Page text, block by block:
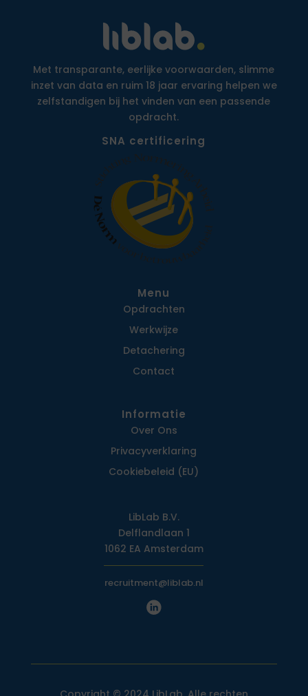
Met transparante, eerlijke voorwaarden, slimme
inzet van data en ruim 18 jaar ervaring helpen we
zelfstandigen bij het vinden van een passende
opdracht.
SNA certificering
Menu
Opdrachten
Werkwijze
Detachering
Contact
Informatie
Over Ons
Privacy­verklaring
Cookiebeleid (EU)
LibLab B.V.
Delflandlaan 1
1062 EA Amsterdam
recruitment@liblab.nl